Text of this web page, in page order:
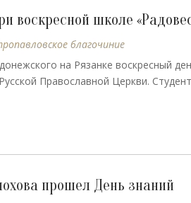
воскресной школе
благочиние
на Рязанке воскресный
Православной Церкви.
прошел День знаний